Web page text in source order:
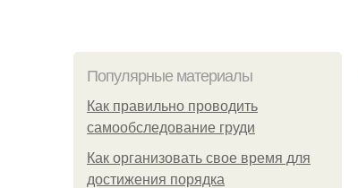
Популярные материалы
Как правильно проводить
самообследование груди
Как организовать свое время для
достижения порядка